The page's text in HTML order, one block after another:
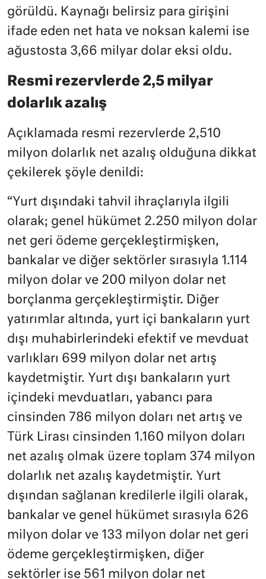
görüldü. Kaynağı belirsiz para girişini
ifade eden net hata ve noksan kalemi ise
ağustosta 3,66 milyar dolar eksi oldu.
Resmi rezervlerde 2,5 milyar
dolarlık azalış
Açıklamada resmi rezervlerde 2,510
milyon dolarlık net azalış olduğuna dikkat
çekilerek şöyle denildi:
“Yurt dışındaki tahvil ihraçlarıyla ilgili
olarak; genel hükümet 2.250 milyon dolar
net geri ödeme gerçekleştirmişken,
bankalar ve diğer sektörler sırasıyla 1.114
milyon dolar ve 200 milyon dolar net
borçlanma gerçekleştirmiştir. Diğer
yatırımlar altında, yurt içi bankaların yurt
dışı muhabirlerindeki efektif ve mevduat
varlıkları 699 milyon dolar net artış
kaydetmiştir. Yurt dışı bankaların yurt
içindeki mevduatları, yabancı para
cinsinden 786 milyon doları net artış ve
Türk Lirası cinsinden 1.160 milyon doları
net azalış olmak üzere toplam 374 milyon
dolarlık net azalış kaydetmiştir. Yurt
dışından sağlanan kredilerle ilgili olarak,
bankalar ve genel hükümet sırasıyla 626
milyon dolar ve 133 milyon dolar net geri
ödeme gerçekleştirmişken, diğer
sektörler ise 561 milyon dolar net